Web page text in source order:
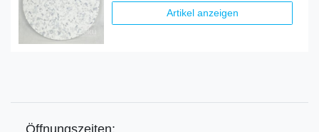
Artikel anzeigen